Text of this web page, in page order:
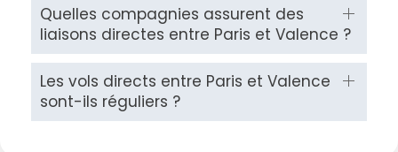
Quelles compagnies assurent des
liaisons directes entre Paris et Valence ?
Les vols directs entre Paris et Valence
sont-ils réguliers ?